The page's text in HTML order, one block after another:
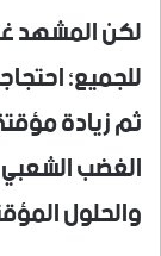
لكن المشهد
للجميع؛
ثم زيادة
الغضب
والحلول